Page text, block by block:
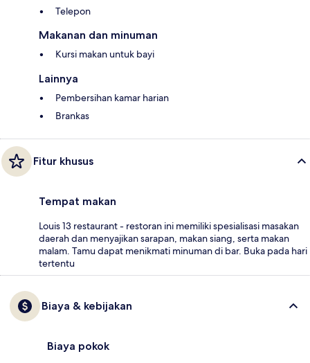
Telepon
Makanan dan minuman
Kursi makan untuk bayi
Lainnya
Pembersihan kamar harian
Brankas
Fitur khusus
Tempat makan
Louis 13 restaurant - restoran ini memiliki spesialisasi masakan
daerah dan menyajikan sarapan, makan siang, serta makan
malam. Tamu dapat menikmati minuman di bar. Buka pada hari
tertentu
Biaya & kebijakan
Biaya pokok